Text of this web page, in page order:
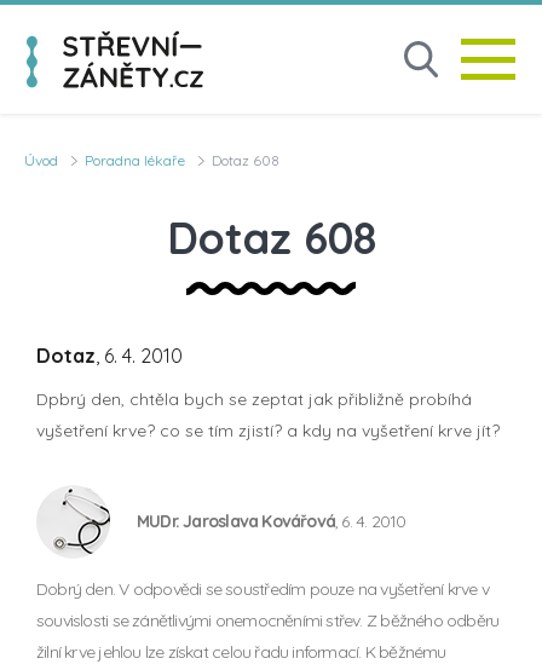
Úvod Poradna lékaře Dotaz 608
Dotaz 608
Dotaz, 6. 4. 2010
Dpbrý den, chtěla bych se zeptat jak přibližně probíhá
vyšetření krve? co se tím zjistí? a kdy na vyšetření krve jít?
MUDr. Jaroslava Kovářová, 6. 4. 2010
Dobrý den. V odpovědi se soustředím pouze na vyšetření krve v
souvislosti se zánětlivými onemocněními střev. Z běžného odběru
žilní krve jehlou lze získat celou řadu informací. K běžnému